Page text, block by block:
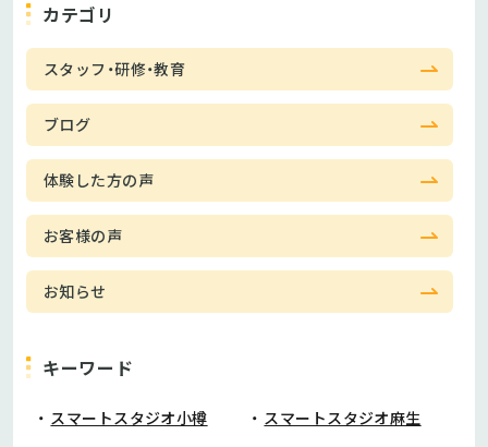
カテゴリ
スタッフ・研修・教育
ブログ
体験した方の声
お客様の声
お知らせ
キーワード
スマートスタジオ小樽 スマートスタジオ麻生